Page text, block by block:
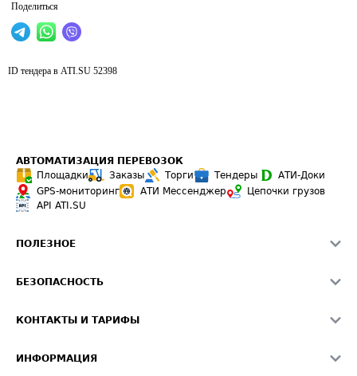
Поделиться
ID тендера в ATI.SU 52398
АВТОМАТИЗАЦИЯ ПЕРЕВОЗОК
Площадки
Заказы Торги Тендеры
АТИ-Доки
GPS-мониторинг
АТИ Мессенджер
Цепочки грузов
API ATI.SU
ПОЛЕЗНОЕ
Звезды ATI.SU на вашем сайте
Средние ставки
БЕЗОПАСНОСТЬ
Светофор+
КОНТАКТЫ И ТАРИФЫ
ИНФОРМАЦИЯ